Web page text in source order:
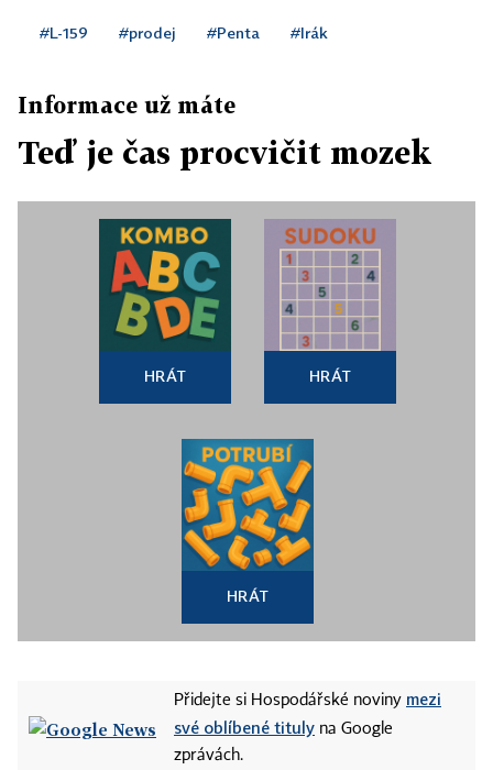
#L-159 #prodej #Penta #Irák
Informace už máte
Teď je čas procvičit mozek
HRÁT HRÁT
HRÁT
Přidejte si Hospodářské noviny mezi
své oblíbené tituly na Google
zprávách.